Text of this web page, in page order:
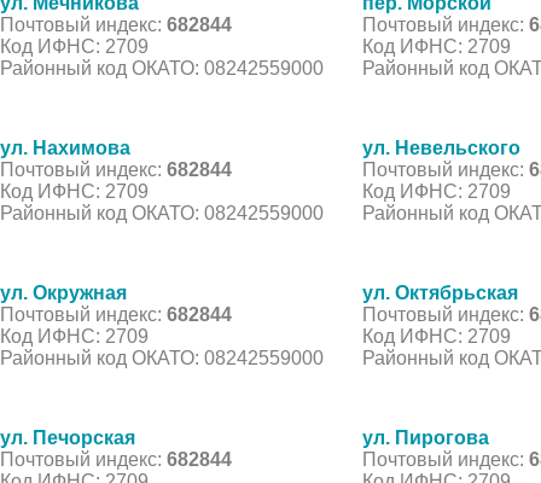
Почтовый индекс: 682844
Код ИФНС: 2709
Районный код ОКАТО: 08242559000
Почтовый индекс:
Код ИФНС: 2709
Районный код
ул. Нахимова
Почтовый индекс: 682844
Код ИФНС: 2709
Районный код ОКАТО: 08242559000
ул. Невельского
Почтовый индекс:
Код ИФНС: 2709
Районный код
ул. Окружная
Почтовый индекс: 682844
Код ИФНС: 2709
Районный код ОКАТО: 08242559000
ул. Октябрьская
Почтовый индекс:
Код ИФНС: 2709
Районный код
ул. Печорская
Почтовый индекс: 682844
ул. Пирогова
Почтовый индекс: